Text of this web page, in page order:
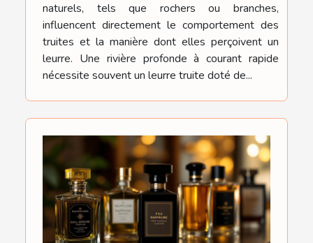
naturels, tels que rochers ou branches,
influencent directement le comportement des
truites et la manière dont elles perçoivent un
leurre. Une rivière profonde à courant rapide
nécessite souvent un leurre truite doté de...